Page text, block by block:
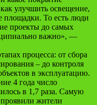
улучшить освещение,
площадки. То есть люди
проекты до самых
важно», —
процесса: от сбора
– до контроля
в эксплуатацию.
4 года число
в 1,7 раза. Самую
жители